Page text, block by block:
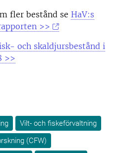
fler bestånd se HaV:s
>>
och skaldjursbestånd i
>>
Vilt- och fiskeförvaltning
(CFW)